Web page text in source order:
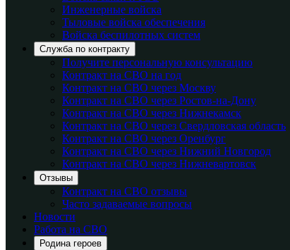
Инженерные войска
Тыловые войска обеспечения
Войска беспилотных систем
Служба по контракту
Получите персональную консультацию
Контракт на СВО на год
Контракт на СВО через Москву
Контракт на СВО через Ростов-на-Дону
Контракт на СВО через Нижнекамск
Контракт на СВО через Свердловская область
Контракт на СВО через Оренбург
Контракт на СВО через Нижний Новгород
Контракт на СВО через Нижневартовск
Отзывы
Контракт на СВО отзывы
Часто задаваемые вопросы
Новости
Работа на СВО
Родина героев